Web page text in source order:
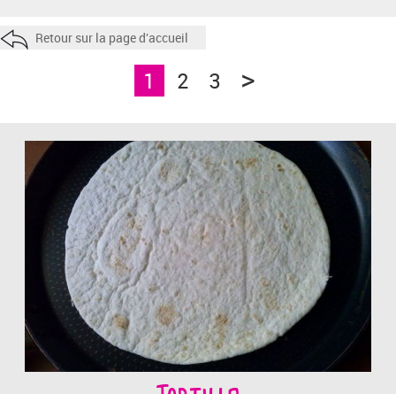
Retour sur la page d'accueil
1 2 3 >